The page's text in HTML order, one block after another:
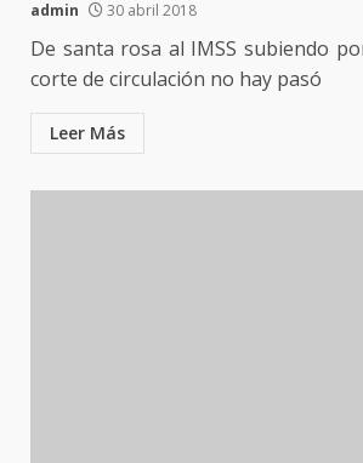
admin 30 abril 2018
De santa rosa al IMSS subiendo
corte de circulación no hay pasó
Leer Más